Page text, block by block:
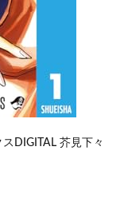
DIGITAL 芥見下々